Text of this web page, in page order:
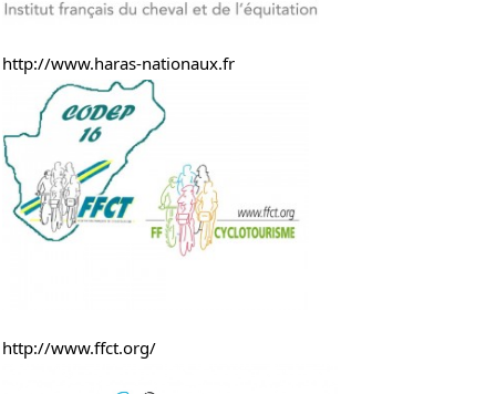
http://www.haras-nationaux.fr
http://www.ffct.org/